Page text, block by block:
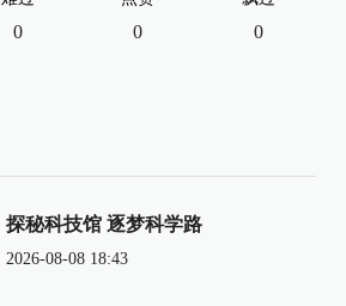
0 0 0
探秘科技馆 逐梦科学路
2026-08-08 18:43